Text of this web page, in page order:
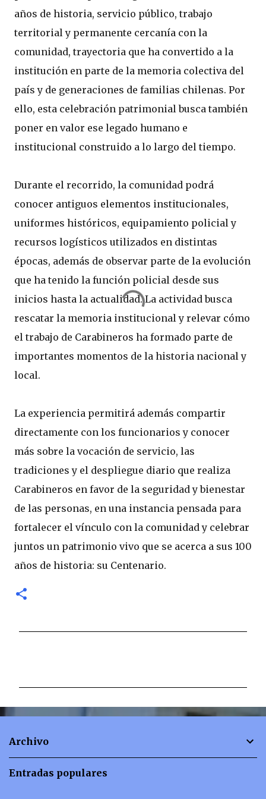
años de historia, servicio público, trabajo
territorial y permanente cercanía con la
comunidad, trayectoria que ha convertido a la
institución en parte de la memoria colectiva del
país y de generaciones de familias chilenas. Por
ello, esta celebración patrimonial busca también
poner en valor ese legado humano e
institucional construido a lo largo del tiempo.
Durante el recorrido, la comunidad podrá
conocer antiguos elementos institucionales,
uniformes históricos, equipamiento policial y
recursos logísticos utilizados en distintas
épocas, además de observar parte de la evolución
que ha tenido la función policial desde sus
inicios hasta la actualidad. La actividad busca
rescatar la memoria institucional y relevar cómo
el trabajo de Carabineros ha formado parte de
importantes momentos de la historia nacional y
local.
La experiencia permitirá además compartir
directamente con los funcionarios y conocer
más sobre la vocación de servicio, las
tradiciones y el despliegue diario que realiza
Carabineros en favor de la seguridad y bienestar
de las personas, en una instancia pensada para
fortalecer el vínculo con la comunidad y celebrar
juntos un patrimonio vivo que se acerca a sus 100
años de historia: su Centenario.
n
Archivo
Entradas populares